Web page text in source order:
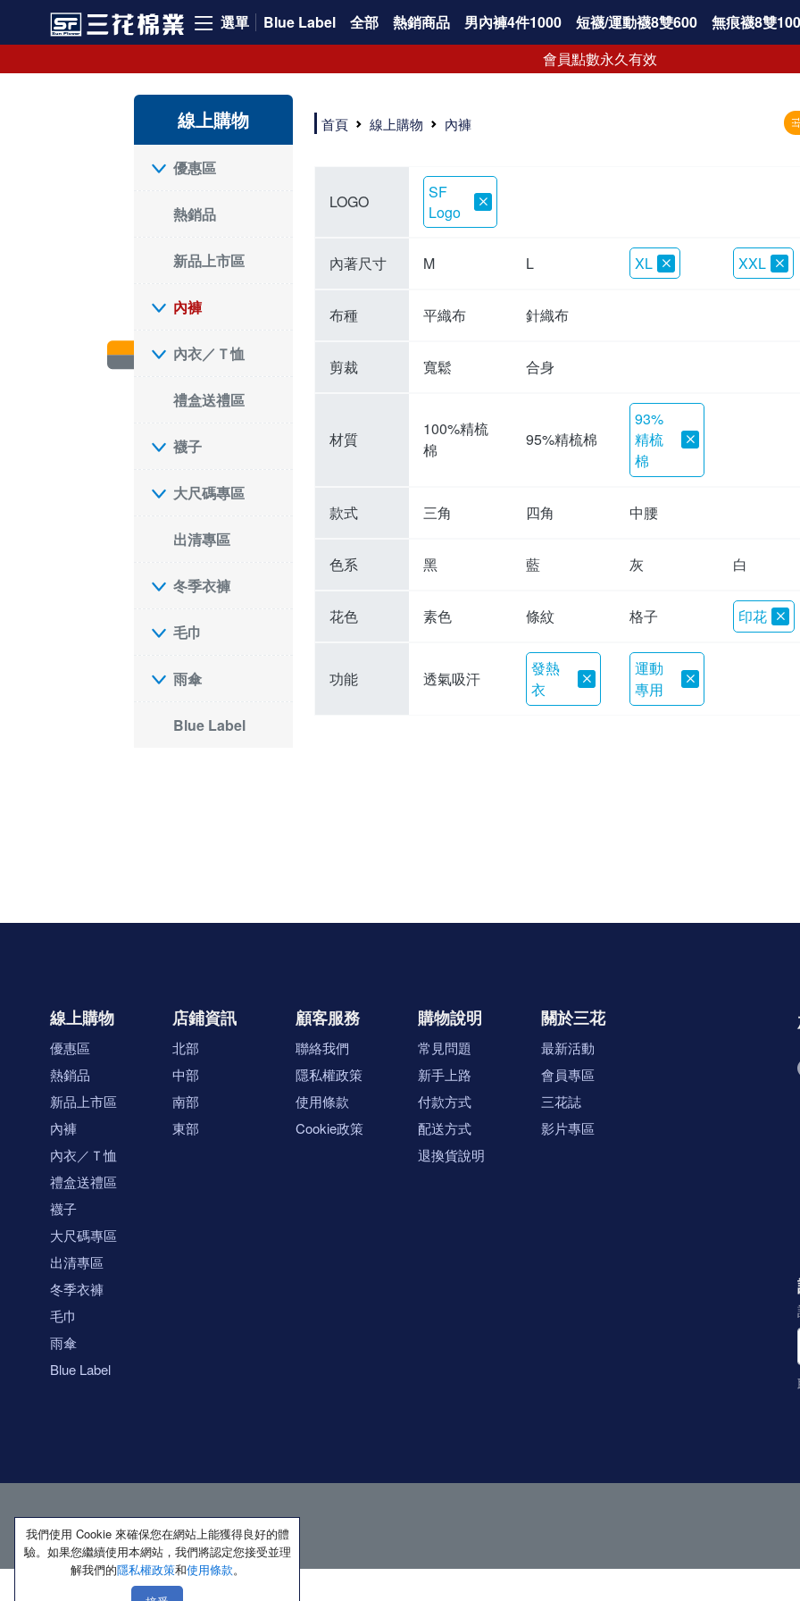
選單 Blue Label 全部 熱銷商品 男內褲4件1000 短襪/運動襪8雙600 無痕襪8雙
會員點數永久有效
線上購物
優惠區
熱銷品
新品上市區
內褲
內衣／Ｔ恤
禮盒送禮區
襪子
大尺碼專區
出清專區
冬季衣褲
毛巾
雨傘
Blue Label
選擇內褲、平口褲、純棉內褲首重品質。舒適、透氣的內褲、平口褲、純棉內褲能影響健康，須謹慎挑選。三花內褲透氣不悶，值得信賴！
三花內褲、平口褲、純棉內褲50年來持續升級，符合人體工學設計，柔軟無勒痕的鬆緊帶。三花內褲是肌膚好友，口碑熱銷！
選擇內褲首重品質。三花內褲50年來不斷升級，證明其卓越品質。符合人體工學剪裁，柔軟無痕鬆緊帶，是必買首選。兼具品質與外型，與肌膚零感接觸，穿著舒適，看來有質感。三花內褲設計獨特，質料優良，專業剪裁，呵護肌膚。新鮮高品質棉材製成，多款選擇，耐洗耐穿，三花內褲絕對首選。
"內褲購買及使用經驗網友來信分享 近年來，我經常在大型連鎖賣場如佳瑪、美華泰等地看到三花內褲的展示。最近一兩年，甚至百貨公司及街頭店鋪都開始大量出現三花專櫃或專賣店。我猜測，這應該是三花在營運策略上的調整，才使得這些改變成為現實。 本來，三花內褲一直是消費者選購內褲時的熱門選項之一。內褲櫃點的增多使我更加注意到這個品牌，因此我在選購內褲時，特意多研究了一下三花內褲的設計。 先從內褲外層包裝談起，有些內褲有PP袋包裝，有些則沒有。雖然這是一件小事，但我發現朋友們中有人會介意內褲包裝沒有PP袋。他們認為沒有PP袋會使包裝不夠精美。對我來說，有PP袋確實能提升包裝的精緻度，但內褲不裝PP袋其實也算是環保。所以，這就看每個人對內褲包裝的需求和感受了。 每次購買內褲時，我都會特別帶一件五片式剪裁的內褲。三花的平口內褲被稱為全國第一件五片式剪裁內褲，這話應該不是隨便說說的，畢竟三花是一個擁有超過50年歷史的老品牌，專注於研發和改良內褲。當初，我覺得這種設計有些花俏，只是圖個新鮮買來試試，結果發現內褲多一片真的有其優勢，尤其是減少了內褲卡屁的次數。雖然這個狀況不可能完全消失，但大大增加了穿著的舒適度。 三花內褲的價格也在我能接受的範圍內，因此它逐漸成為我的心頭好。此外，內褲選購時的另一個重要因素是鬆緊帶。看內褲是否舊了，第一眼通常看鬆緊帶。故意或不小心露出內褲褲頭的時候，印象分數也是由鬆緊帶決定的。 很多內褲品牌強調鬆緊帶的造型及花樣，這類內褲非常適合一些特殊場合，如單身聯誼或約會時穿著，能夠加分不少。日常使用的內褲則建議選擇鬆緊帶不易鬆垮的，花樣其次。三花特別強調內褲鬆緊帶的耐洗度，而其他品牌鮮少提及這一點。 分場合選擇內褲是我的習慣。特殊場合內褲要講究一點，但平日則需要選擇鬆緊帶有保障的內褲。畢竟，內褲是每天陪伴我們超過12個小時的衣物，找到適合自己且耐洗耐穿高CP值的內褲才是最明智的選擇。 內褲畢竟是消耗品，定期更換非常重要。如果內褲沾染到髒污或處於潮濕的環境，就不應該撐太久。這是因為內褲長期接觸身體的重要部位，所以選擇和保養都要謹慎。 以上是我個人的內褲使用分享，並非業配，不代表任何人的立場。內褲還是要以自身體驗最為準確。希望大家都能找到適合自己的內褲，並多多支持台灣品牌。"
首頁 線上購物 內褲
LOGO
SF
Logo
內著尺寸 M L XL XXL
布種 平織布 針織布
剪裁 寬鬆 合身
材質
100%精梳
棉
95%精梳棉
93%
精梳
棉
款式 三角 四角 中腰
色系 黑 藍 灰 白
花色 素色 條紋 格子 印花
功能 透氣吸汗
發熱
衣
運動
專用
線上購物
優惠區
熱銷品
新品上市區
內褲
內衣／Ｔ恤
禮盒送禮區
襪子
大尺碼專區
出清專區
冬季衣褲
毛巾
雨傘
Blue Label
店鋪資訊
北部
中部
南部
東部
顧客服務
聯絡我們
隱私權政策
使用條款
Cookie政策
購物說明
常見問題
新手上路
付款方式
配送方式
退換貨說明
關於三花
最新活動
會員專區
三花誌
影片專區
我們使用 Cookie 來確保您在網站上能獲得良好的體
驗。如果您繼續使用本網站，我們將認定您接受並理
解我們的隱私權政策和使用條款。